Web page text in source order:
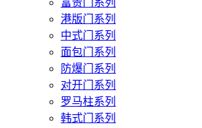
富贵门系列
港版门系列
中式门系列
面包门系列
防爆门系列
对开门系列
罗马柱系列
韩式门系列